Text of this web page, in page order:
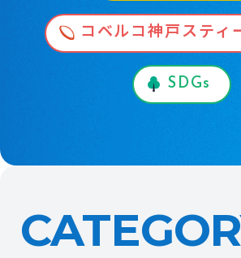
コベルコ神戸スティ
SDGs